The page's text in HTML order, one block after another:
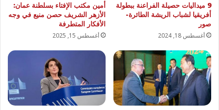
9 ميداليات حصيلة الفراعنة ببطولة
أفريقيا لشباب الريشة الطائرة-
صور
أغسطس 18, 2024
أمين مكتب الإفتاء بسلطنة عمان:
الأزهر الشريف حصن منيع في وجه
الأفكار المتطرفة
أغسطس 15, 2025